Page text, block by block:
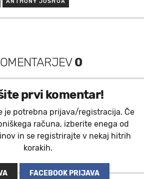
0
prvi komentar!
je potrebna prijava/registracija. Če
računa, izberite enega od
in se registrirajte v nekaj hitrih
korakih.
FACEBOOK PRIJAVA